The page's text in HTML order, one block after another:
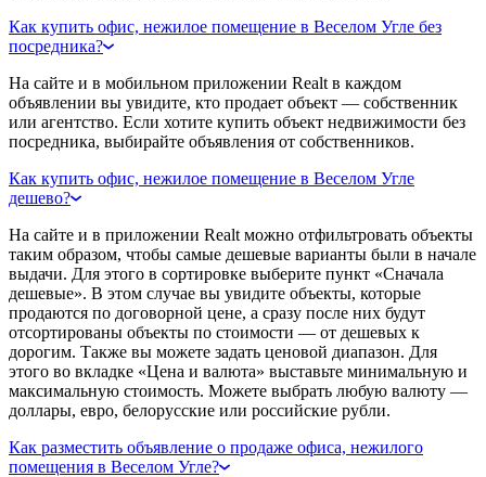
Как купить офис, нежилое помещение в Веселом Угле без
посредника?
На сайте и в мобильном приложении Realt в каждом
объявлении вы увидите, кто продает объект — собственник
или агентство. Если хотите купить объект недвижимости без
посредника, выбирайте объявления от собственников.
Как купить офис, нежилое помещение в Веселом Угле
дешево?
На сайте и в приложении Realt можно отфильтровать объекты
таким образом, чтобы самые дешевые варианты были в начале
выдачи. Для этого в сортировке выберите пункт «Сначала
дешевые». В этом случае вы увидите объекты, которые
продаются по договорной цене, а сразу после них будут
отсортированы объекты по стоимости — от дешевых к
дорогим. Также вы можете задать ценовой диапазон. Для
этого во вкладке «Цена и валюта» выставьте минимальную и
максимальную стоимость. Можете выбрать любую валюту —
доллары, евро, белорусские или российские рубли.
Как разместить объявление о продаже офиса, нежилого
помещения в Веселом Угле?